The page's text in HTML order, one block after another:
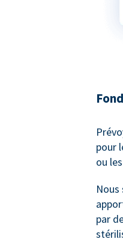
pour
ou
par